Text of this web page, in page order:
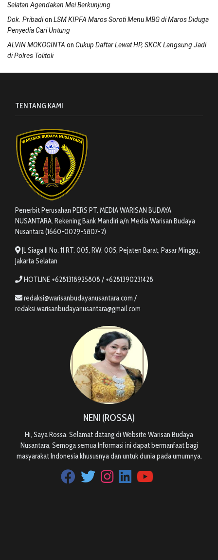
Selatan Agendakan Mei Berkunjung
Dok. Pribadion LSM KIPFA Maros Soroti Menu MBG di Maros Diduga
Penyedia Cari Untung
ALVIN MOKOGINTA on Cukup Daftar Lewat HP, SKCK Langsung Jadi
di Polres Tolitoli
TENTANG KAMI
Penerbit Perusahan PERS PT. MEDIA WARISAN BUDAYA
NUSANTARA. Rekening Bank Mandiri a/n Media Warisan Budaya
Nusantara (1660-0029-5807-2)
Jl. Siaga II No. 11 RT. 005, RW. 005, Pejaten Barat, Pasar Minggu,
Jakarta Selatan
HOTLINE +6281318925808 / +6281390231428
redaksi@warisanbudayanusantara.com /
redaksi.warisanbudayanusantara@gmail.com
NENI (ROSSA)
Hi, Saya Rossa. Selamat datang di Website Warisan Budaya
Nusantara, Semoga semua Informasi ini dapat bermanfaat bagi
masyarakat Indonesia khususnya dan untuk dunia pada umumnya.